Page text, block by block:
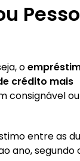
o
crédito mais
consignável
entre as
ano, segundo